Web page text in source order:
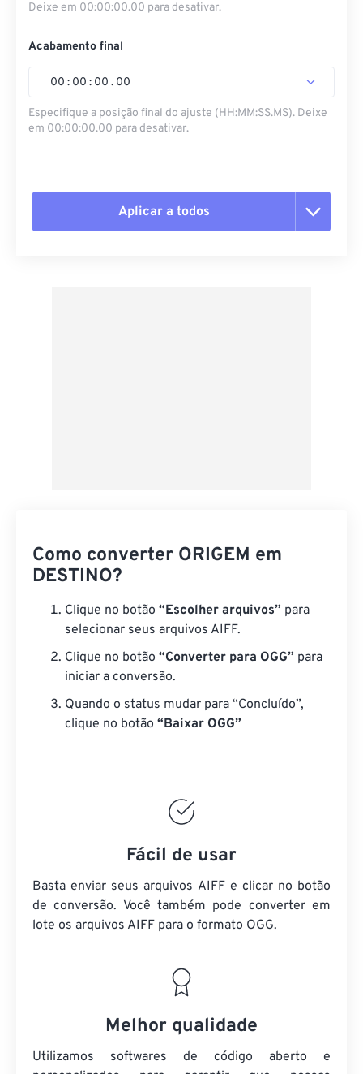
Deixe em 00:00:00.00 para desativar.
Acabamento final
00 : 00 : 00 . 00
Especifique a posição final do ajuste (HH:MM:SS.MS). Deixe
em 00:00:00.00 para desativar.
Aplicar a todos
Como converter ORIGEM em
DESTINO?
Clique no botão “Escolher arquivos” para
selecionar seus arquivos AIFF.
Clique no botão “Converter para OGG” para
iniciar a conversão.
Quando o status mudar para “Concluído”,
clique no botão “Baixar OGG”
Fácil de usar
Basta enviar seus arquivos AIFF e clicar no botão
de conversão. Você também pode converter em
lote os arquivos AIFF para o formato OGG.
Melhor qualidade
Utilizamos softwares de código aberto e